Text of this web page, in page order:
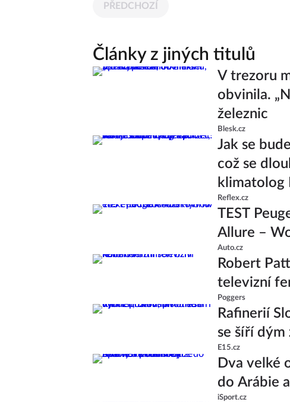
PŘEDCHOZÍ
Články z jiných titulů
V trezoru
obvinila.
železnic
Blesk.cz
Jak se
což se
klimatolog
Reflex.cz
TEST
Allure –
Auto.cz
Robert
televizní
Poggers
Rafinerií
se šíří dým
E15.cz
Dva velké
do Arábie
iSport.cz